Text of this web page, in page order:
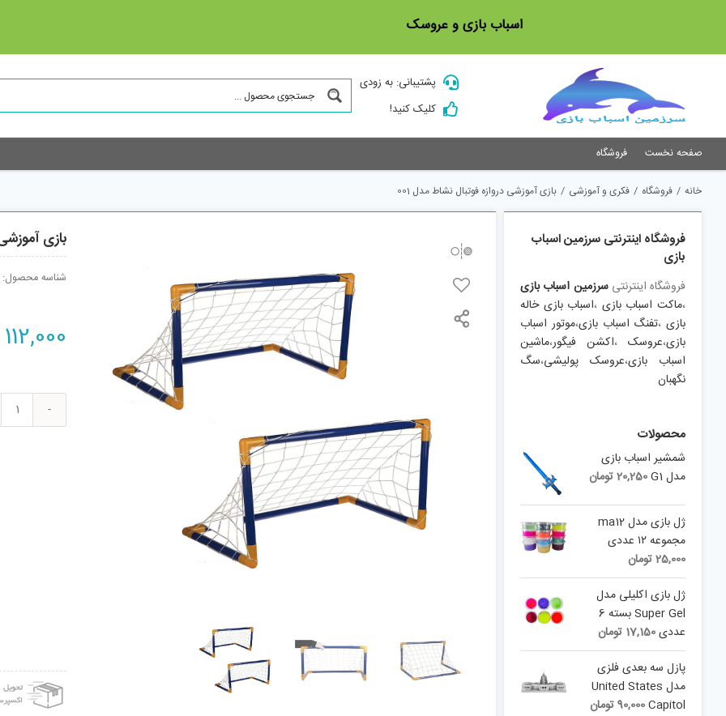
اسباب بازی و عروسک
پشتیبانی: به زودی
کلیک کنید!
صفحه نخست فروشگاه
خانه / فروشگاه / فکری و آموزشی / بازی آموزشی دروازه فوتبال نشاط مدل 001
بازی آموزشی
شناسه محصول:
112,000
بازی
فروشگاه اینترنتی سرزمین اسباب
بازی
فروشگاه اینترنتیسرزمین اسباب بازی
،ماکت اسباب بازی ،اسباب بازی خاله
بازی،تفنگ اسباب بازی،موتور اسباب
بازی،عروسک،اکشن فیگور،ماشین
اسباب بازی،عروسک پولیشی،سگ
نگهبان
محصولات
شمشیر اسباب بازی
مدل G1
20,250تومان
ژل بازی مدل ma12
مجموعه ۱۲ عددی
25,000تومان
ژل بازی اکلیلی مدل
Super Gel بسته 6
عددی17,150 تومان
پازل سه بعدی فلزی
مدل United States
Capitol
90,000تومان